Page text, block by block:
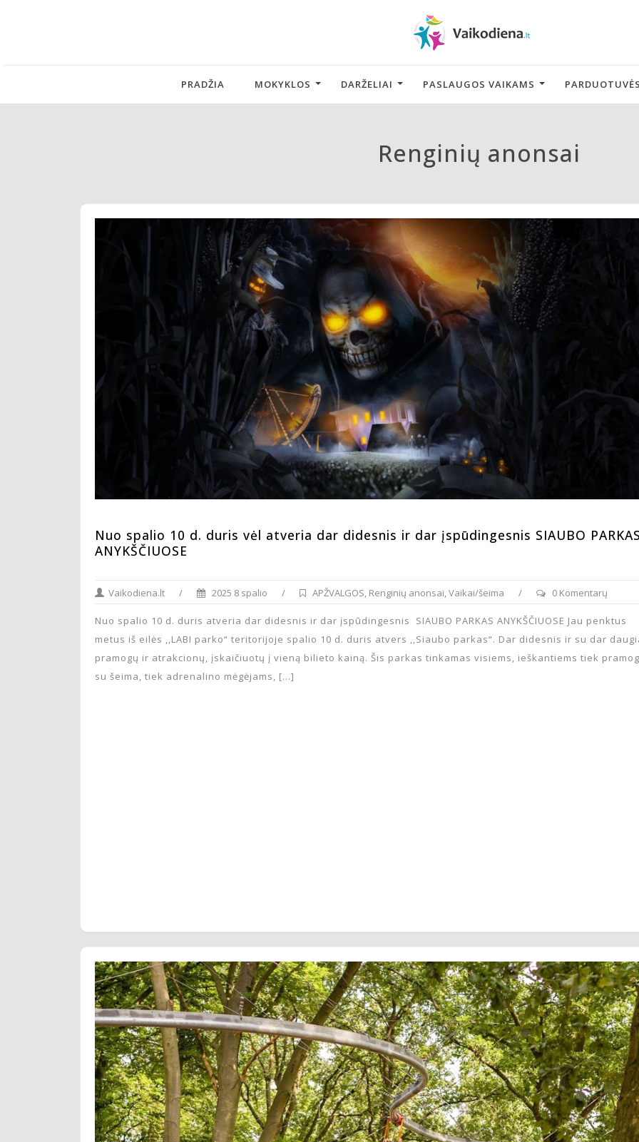
PRADŽIA MOKYKLOS DARŽELIAI PASLAUGOS VAIKAMS
Renginių anonsai
Nuo spalio 10 d. duris vėl atveria dar didesnis ir dar įspūdingesnis SIAUBO PARKAS
ANYKŠČIUOSE
Vaikodiena.lt / 2025 8 spalio / APŽVALGOS, Renginių anonsai,Vaikai/šeima / 0 Komentarų
Nuo spalio 10 d. duris atveria dar didesnis ir dar įspūdingesnis SIAUBO PARKAS ANYKŠČIUOSE Jau penktus
metus iš eilės ,,LABI parko“ teritorijoje spalio 10 d. duris atvers ,,Siaubo parkas“. Dar didesnis ir su dar
pramogų ir atrakcionų, įskaičiuotų į vieną bilieto kainą. Šis parkas tinkamas visiems, ieškantiems tiek
su šeima, tiek adrenalino mėgėjams, […]
Nacionalinė moksleivių
akademija (NMA) – unikali
papildomo ugdymo institucija,
skirta mokslui ir muzikai
gabiems vaikams. Nuo 2004 m.
NMA...
Centras
Mokyklėlės
Mįsliaus dirbtuvės –
kur auga laisvos ir
asmenybės,
pasitinkančios
ateitį! Čia kiekviena